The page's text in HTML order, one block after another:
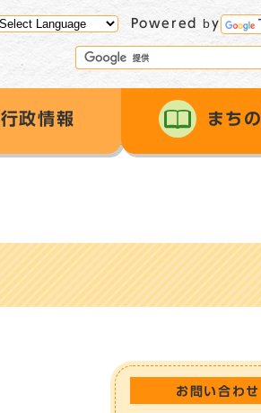
Powered by
行政情報 まち
お問い合わせ